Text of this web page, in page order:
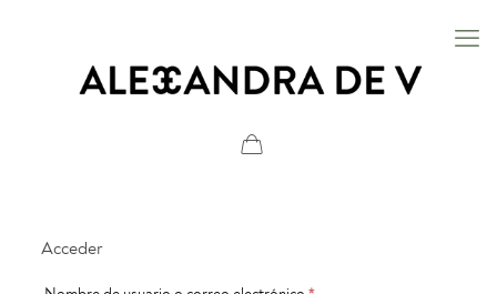
Acceder